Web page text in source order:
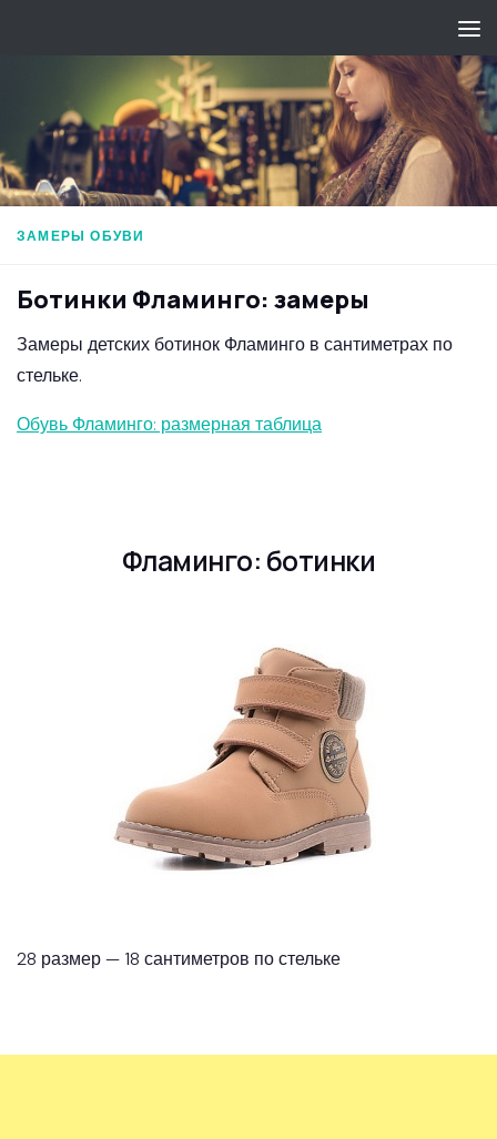
ЗАМЕРЫ ОБУВИ
Ботинки Фламинго: замеры
Замеры детских ботинок Фламинго в сантиметрах по
стельке.
Обувь Фламинго: размерная таблица
Фламинго: ботинки
28 размер — 18 сантиметров по стельке